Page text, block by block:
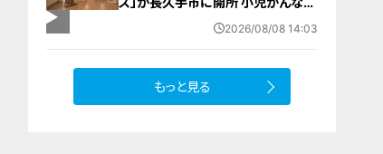
重い病気の子どもと家族を支える施
2026/08/08 14:03
もっと見る